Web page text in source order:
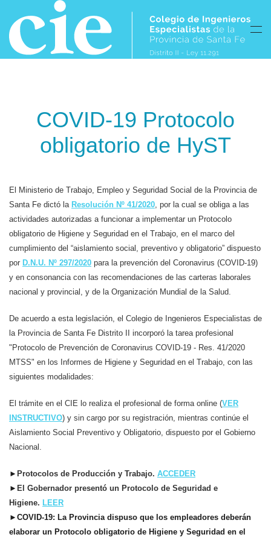
Skip to main content
COVID-19 Protocolo
obligatorio de HyST
El Ministerio de Trabajo, Empleo y Seguridad Social de la Provincia de
Santa Fe dictó la Resolución Nº 41/2020 , por la cual se obliga a las
actividades autorizadas a funcionar a implementar un Protocolo
obligatorio de Higiene y Seguridad en el Trabajo, en el marco del
cumplimiento del “aislamiento social, preventivo y obligatorio” dispuesto
por D.N.U. Nº 297/2020 para la prevención del Coronavirus (COVID-19)
y en consonancia con las recomendaciones de las carteras laborales
nacional y provincial, y de la Organización Mundial de la Salud.
De acuerdo a esta legislación, el Colegio de Ingenieros Especialistas de
la Provincia de Santa Fe Distrito II incorporó la tarea profesional
"Protocolo de Prevención de Coronavirus COVID-19 - Res. 41/2020
MTSS" en los Informes de Higiene y Seguridad en el Trabajo, con las
siguientes modalidades:
El trámite en el CIE lo realiza el profesional de forma online (VER
INSTRUCTIVO) y sin cargo por su registración, mientras continúe el
Aislamiento Social Preventivo y Obligatorio, dispuesto por el Gobierno
Nacional.
► Protocolos de Producción y Trabajo. ACCEDER
► El Gobernador presentó un Protocolo de Seguridad e
Higiene. LEER
► COVID-19: La Provincia dispuso que los empleadores deberán
elaborar un Protocolo obligatorio de Higiene y Seguridad en el